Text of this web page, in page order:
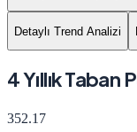
Detaylı Trend Analizi
4 Yıllık Taban
352.17